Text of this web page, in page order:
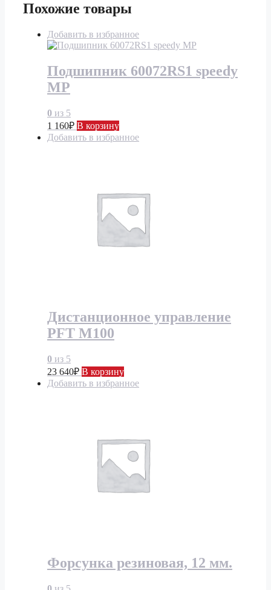
Похожие товары
Добавить в избранное
Подшипник 60072RS1 speedy
MP
0 из 5
1 160₽ В корзину
Добавить в избранное
Дистанционное управление
PFT М100
0 из 5
23 640₽ В корзину
Добавить в избранное
Форсунка резиновая, 12 мм.